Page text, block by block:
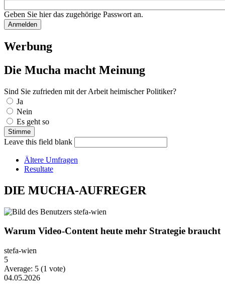
Geben Sie hier das zugehörige Passwort an.
Werbung
Die Mucha macht Meinung
Sind Sie zufrieden mit der Arbeit heimischer Politiker?
Auswahlmöglichkeiten
Ja
Nein
Es geht so
Leave this field blank
Ältere Umfragen
Resultate
DIE MUCHA-AUFREGER
Warum Video-Content heute mehr Strategie braucht
stefa-wien
5
Average: 5 (1 vote)
04.05.2026